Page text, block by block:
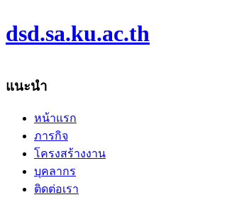
dsd.sa.ku.ac.th
แนะนำ
หน้าแรก
ภารกิจ
โครงสร้างงาน
บุคลากร
ติดต่อเรา